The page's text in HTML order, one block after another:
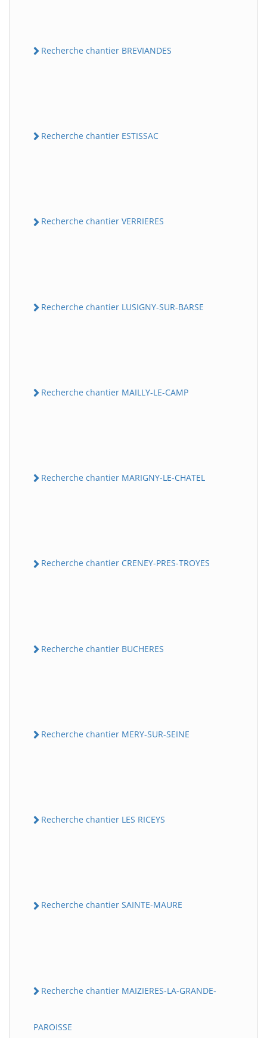
Recherche chantier BREVIANDES
Recherche chantier ESTISSAC
Recherche chantier VERRIERES
Recherche chantier LUSIGNY-SUR-BARSE
Recherche chantier MAILLY-LE-CAMP
Recherche chantier MARIGNY-LE-CHATEL
Recherche chantier CRENEY-PRES-TROYES
Recherche chantier BUCHERES
Recherche chantier MERY-SUR-SEINE
Recherche chantier LES RICEYS
Recherche chantier SAINTE-MAURE
Recherche chantier MAIZIERES-LA-GRANDE-
PAROISSE